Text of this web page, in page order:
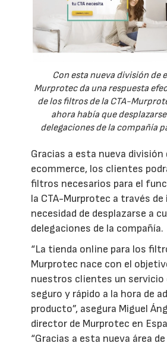
Con esta nueva división de
Murprotec da una respuesta
de los filtros de la CTA-
ahora había que
delegaciones de la compañía
Gracias a esta nueva división
ecommerce, los clientes
filtros necesarios para el
la CTA-Murprotec a través
necesidad de desplazarse a
delegaciones de la compañía.
“La tienda online para los
Murprotec nace con el
nuestros clientes un
seguro y rápido a la hora de
producto”, asegura Miguel
director de Murprotec en
“Gracias a esta nueva área